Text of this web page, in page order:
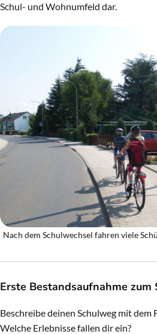
Schul- und Wohnumfeld dar.
Nach dem Schulwechsel fahren viele
Erste Bestandsaufnahme zum
Beschreibe deinen Schulweg mit dem
Welche Erlebnisse fallen dir ein?